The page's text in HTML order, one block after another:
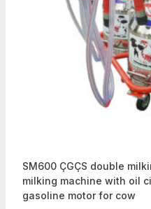
SM600 ÇGÇS double
milking machine with oil
gasoline motor for cow